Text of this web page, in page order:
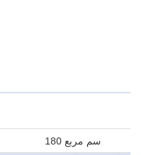
180 سم مربع